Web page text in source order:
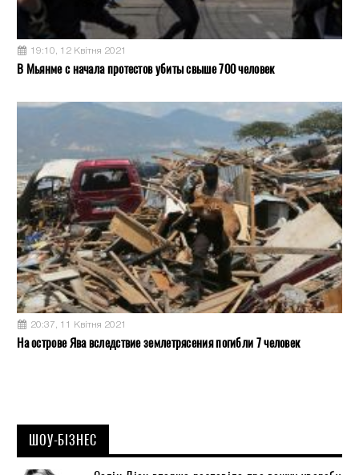
19:10, 12 Квітня 2021
В Мьянме с начала протестов убиты свыше 700 человек
20:37, 11 Квітня 2021
На острове Ява вследствие землетрясения погибли 7 человек
ШОУ-БІЗНЕС